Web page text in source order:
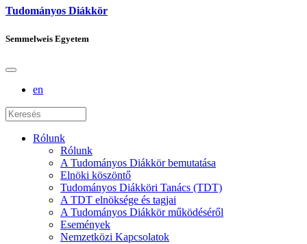
Tudományos Diákkör
Semmelweis Egyetem
en
Rólunk
Rólunk
A Tudományos Diákkör bemutatása
Elnöki köszöntő
Tudományos Diákköri Tanács (TDT)
A TDT elnöksége és tagjai
A Tudományos Diákkör működéséről
Események
Nemzetközi Kapcsolatok